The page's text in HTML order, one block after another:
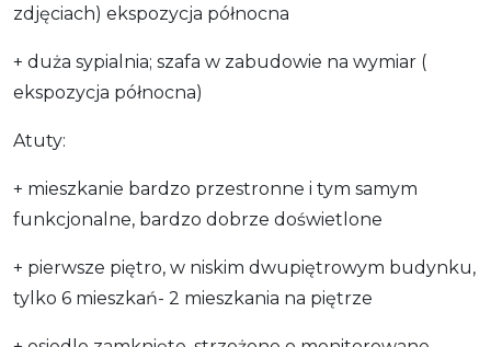
zdjęciach) ekspozycja północna
+ duża sypialnia; szafa w zabudowie na wymiar (
ekspozycja północna)
Atuty:
+ mieszkanie bardzo przestronne i tym samym
funkcjonalne, bardzo dobrze doświetlone
+ pierwsze piętro, w niskim dwupiętrowym budynku,
tylko 6 mieszkań- 2 mieszkania na piętrze